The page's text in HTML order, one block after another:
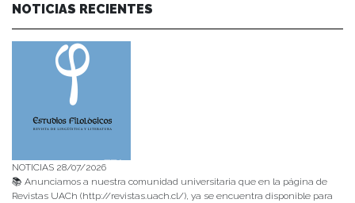
NOTICIAS RECIENTES
NOTICIAS 28/07/2026
📚 Anunciamos a nuestra comunidad universitaria que en la página de
Revistas UACh (http://revistas.uach.cl/), ya se encuentra disponible para